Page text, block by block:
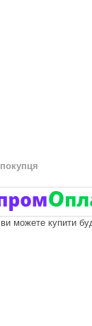
можете купити